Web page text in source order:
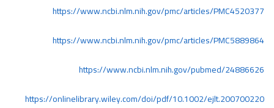
https://www.ncbi.nlm.nih.gov/pmc/articles/PMC4520377
https://www.ncbi.nlm.nih.gov/pmc/articles/PMC5889864
https://www.ncbi.nlm.nih.gov/pubmed/24886626
https://onlinelibrary.wiley.com/doi/pdf/10.1002/ejlt.200700220